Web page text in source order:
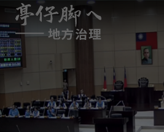
k
i
p
t
c
o
新銳作品